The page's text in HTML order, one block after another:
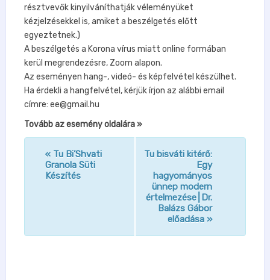
résztvevők kinyilváníthatják véleményüket
kézjelzésekkel is, amiket a beszélgetés előtt
egyeztetnek.)
A beszélgetés a Korona vírus miatt online formában
kerül megrendezésre, Zoom alapon.
Az eseményen hang-, videó- és képfelvétel készülhet.
Ha érdekli a hangfelvétel, kérjük írjon az alábbi email
címre: ee@gmail.hu
Tovább az esemény oldalára »
« Tu Bi’Shvati
Granola Süti
Készítés
Tu bisváti kitérő:
Egy
hagyományos
ünnep modern
értelmezése⎮Dr.
Balázs Gábor
előadása »